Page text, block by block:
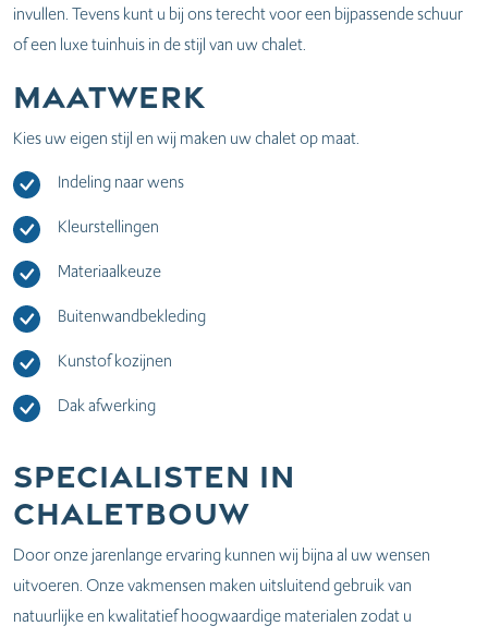
Specialisten in
Chaletbouw
Door onze jarenlange ervaring kunnen wij bijna al uw wensen
uitvoeren. Onze vakmensen maken uitsluitend gebruik van
natuurlijke en kwalitatief hoogwaardige materialen zodat u
invullen. Tevens kunt u bij ons terecht voor een bijpassende schuur
of een luxe tuinhuis in de stijl van uw chalet.
Maatwerk
Kies uw eigen stijl en wij maken uw chalet op maat.
Indeling naar wens
Kleurstellingen
Materiaalkeuze
Buitenwandbekleding
Kunstof kozijnen
Dak afwerking